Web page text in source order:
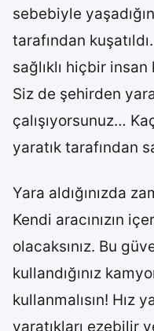
sebebiyle
tarafından
sağlıklı hiçbir insan
Siz de şehirden
çalışıyorsunuz…
yaratık tarafından
Yara aldığınızda
Kendi aracınızın
olacaksınız. Bu
kullandığınız
kullanmalısın! Hız
yaratıkları ezebilir